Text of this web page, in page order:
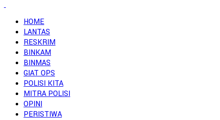
HOME
LANTAS
RESKRIM
BINKAM
BINMAS
GIAT OPS
POLISI KITA
MITRA POLISI
OPINI
PERISTIWA